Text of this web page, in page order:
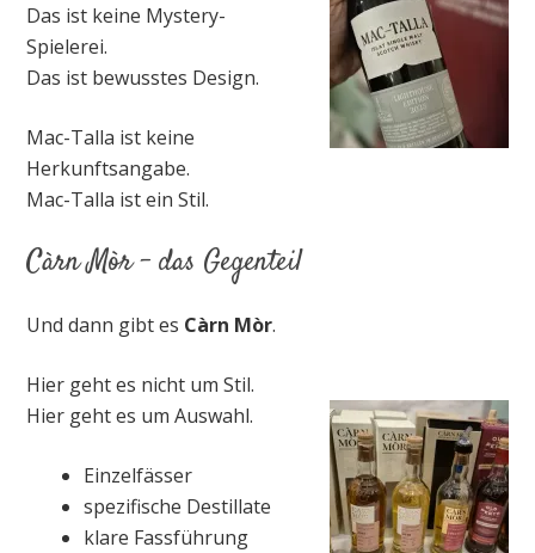
Das ist keine Mystery-
Spielerei.
Das ist bewusstes Design.
Mac-Talla ist keine
Herkunftsangabe.
Mac-Talla ist ein Stil.
Càrn Mòr – das Gegenteil
Und dann gibt es Càrn Mòr.
Hier geht es nicht um Stil.
Hier geht es um Auswahl.
Einzelfässer
spezifische Destillate
klare Fassführung